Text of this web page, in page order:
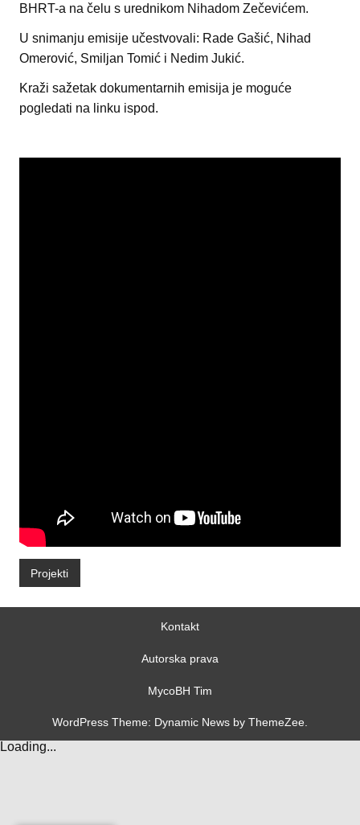
BHRT-a na čelu s urednikom Nihadom Zečevićem.
U snimanju emisije učestvovali: Rade Gašić, Nihad
Omerović, Smiljan Tomić i Nedim Jukić.
Kraži sažetak dokumentarnih emisija je moguće
pogledati na linku ispod.
Projekti
Kontakt
Autorska prava
MycoBH Tim
WordPress Theme: Dynamic News by ThemeZee.
Loading...